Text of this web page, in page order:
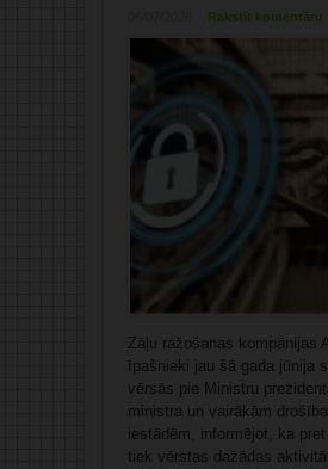
Rakstīt komentāru
Zāļu ražošanas kompānijas
īpašnieki jau šā gada jūnija
vērsās pie Ministru
ministra un vairākām
iestādēm, informējot, ka
tiek vērstas dažādas